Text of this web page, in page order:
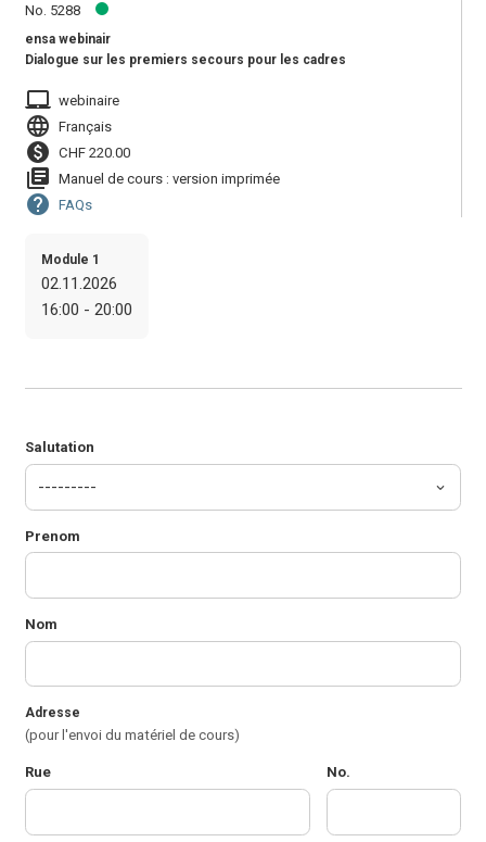
No. 5288
ensa webinair
Dialogue sur les premiers secours pour les cadres
laptop_mac webinaire
language Français
paid CHF 220.00
library_books Manuel de cours : version imprimée
help FAQs
Module 1
02.11.2026
16:00 - 20:00
Salutation
Prenom
Nom
Adresse
(pour l'envoi du matériel de cours)
Rue No.